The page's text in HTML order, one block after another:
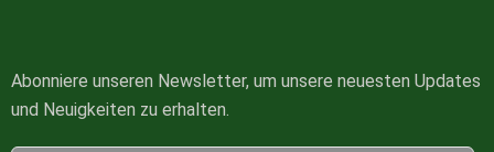
Abonniere unseren Newsletter, um unsere neuesten Updates
und Neuigkeiten zu erhalten.